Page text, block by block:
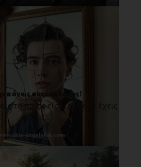
κάνεις αυτό το λάθος!
το ποιος είσαι με το τι έχεις
κάνει.[...]